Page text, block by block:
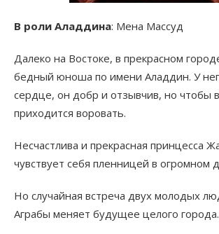
В роли Аладдина: Мена Массуд
Далеко на Востоке, в прекрасном
бедный юноша по имени Аладдин. У
сердце, он добр и отзывчив, но чтобы
приходится воровать.
Несчастлива и прекрасная принцесса
чувствует себя пленницей в огромном
Но случайная встреча двух молодых
Аграбы меняет будущее целого